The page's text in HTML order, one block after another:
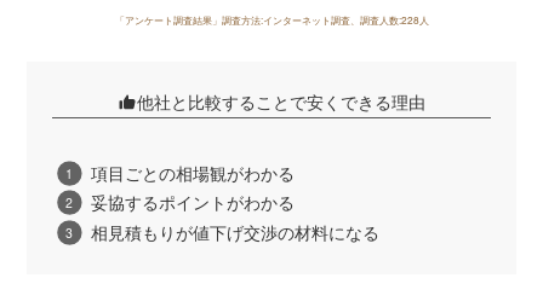
「アンケート調査結果」調査方法:インターネット調査、調査人数:228人
他社と比較することで安くできる理由
項目ごとの相場観がわかる
妥協するポイントがわかる
相見積もりが値下げ交渉の材料になる